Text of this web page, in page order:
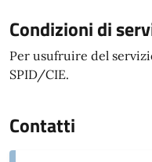
Condizioni di
Per usufruire del
SPID/CIE.
Contatti